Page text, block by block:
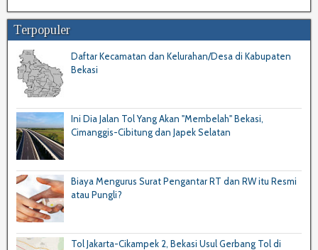
Terpopuler
Daftar Kecamatan dan Kelurahan/Desa di Kabupaten
Bekasi
Ini Dia Jalan Tol Yang Akan "Membelah" Bekasi,
Cimanggis-Cibitung dan Japek Selatan
Biaya Mengurus Surat Pengantar RT dan RW itu Resmi
atau Pungli?
Tol Jakarta-Cikampek 2, Bekasi Usul Gerbang Tol di